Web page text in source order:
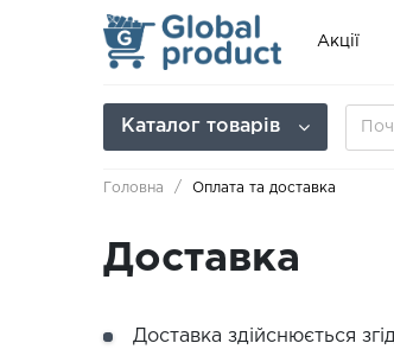
Акції
Каталог товарів
Головна Оплата та доставка
Доставка
Доставка здійснюється